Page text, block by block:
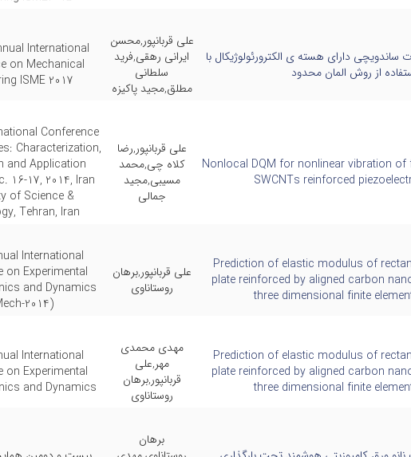
ساندویچی دارای هسته ی الکترورئولوژیکال با
از روش المان محدود
علی قربانپور,محسن
ایرانی رهقی,فرید
سلطانی
مطلق,مجید پاکیزه
International
on Mechanical
ISME 2017
Nonlocal DQM for nonlinear vibration of
SWCNTs reinforced
علی قربانپور,رضا
کلاه چی,محمد
مسیبی,مجید
جمالی
Conference
Characterization,
and Application
16-17, 2014, Iran
of Science &
Tehran, Iran
Prediction of elastic modulus of
plate reinforced by aligned carbon
three dimensional finite
علی قربانپور,برهان
روستاناوی
International
on Experimental
and Dynamics
2014)
Prediction of elastic modulus of
plate reinforced by aligned carbon
three dimensional finite
مهدی محمدی
مهر,علی
قربانپور,برهان
روستاناوی
International
on Experimental
and Dynamics
برهان